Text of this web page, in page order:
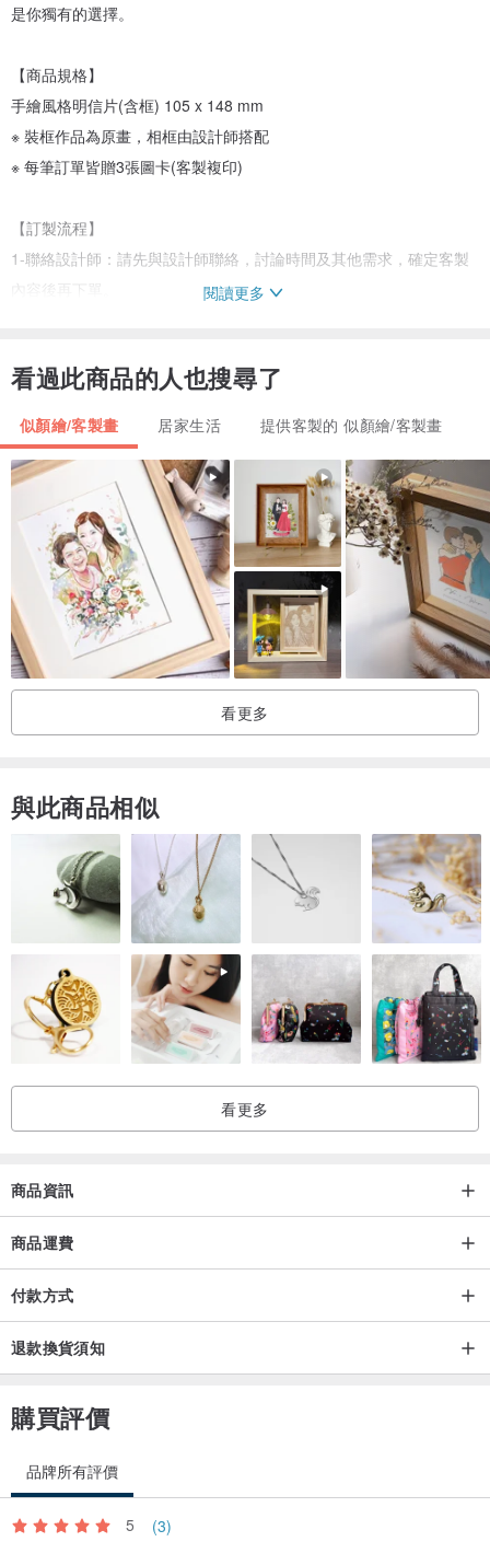
是你獨有的選擇。
【商品規格】
手繪風格明信片(含框) 105 x 148 mm
※ 裝框作品為原畫，相框由設計師搭配
※ 每筆訂單皆贈3張圖卡(客製複印)
【訂製流程】
1-聯絡設計師：請先與設計師聯絡，討論時間及其他需求，確定客製
內容後再下單。
3-開始繪製：設計師開始繪製後，照片及內容將不得再更改。
早交稿。
5-急件與海外訂單：如有急件或海外訂單請提早告知。
【注意事項】
● 請至少預留「兩週」的製作時間
● 排單按照「下單順序」（非聯絡順序）
● 客製化商品開始製作後，無法取消訂單
● 圖像原稿一律不得重製或用於商業用途
● 版權歸設計師所有，僅用於品牌宣傳用途（如希望不被用於宣傳，
● 依賣場定價為主
● 其他指定需求，請先與設計師討論
由於手繪媒材特性，還請諒解無法提供後續修改、調整及退換貨，喜
歡菜包的風格再下單唷！
📩 有任何問題或特殊需求，隨時聯繫野菜文創！(≧▽≦)
閱讀更多
看過此商品的人也搜尋了
似顏繪/客製畫 居家生活 提供客製的 似顏繪/客製畫
看更多
與此商品相似
看更多
商品資訊
商品運費
付款方式
退款換貨須知
購買評價
品牌所有評價
5 (3)